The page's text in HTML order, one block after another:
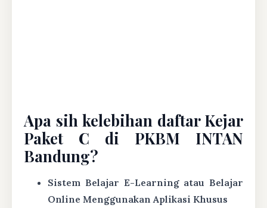
Apa sih kelebihan daftar Kejar
Paket C di PKBM INTAN
Bandung?
Sistem Belajar E-Learning atau Belajar
Online Menggunakan Aplikasi Khusus